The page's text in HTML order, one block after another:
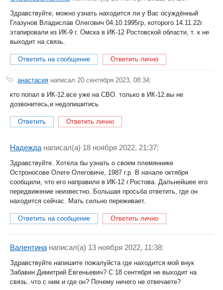
Здравствуйте, можно узнать находится ли у Вас осуждённый
Глазунов Владислав Олегович 04.10.1995гр, которого 14.11.22г
этапировали из ИК-9 г. Омска в ИК-12 Ростовской области, т. к не
выходит на связь.
Ответить на сообщение Ответить лично
анастасия написал 20 сентября 2023, 08:34:
кто попал в ИК-12.все уже на СВО. только в ИК-12.вы не
дозвонитесь,и недопишитись
Ответить Ответить лично
Надежда написал(a) 18 ноября 2022, 21:37:
Здравствуйте. Хотела бы узнать о своем племяннике
Остроносове Олеге Олеговиче, 1987 г.р. В начале октября
сообщили, что его направили в ИК-12 г.Ростова. Дальнейшее его
передвижение неизвестно. Большая просьба ответить, где он
находится сейчас. Мать сильно переживает.
Ответить на сообщение Ответить лично
Валентина написал(a) 13 ноября 2022, 11:38:
Здравствуйте.напишите пожалуйста где находится мой внук
Забавин Димитрий Евгеньевич? С 18 сентября не выходит на
связь..что с ним и где он? Почему ничего не отвечаете?